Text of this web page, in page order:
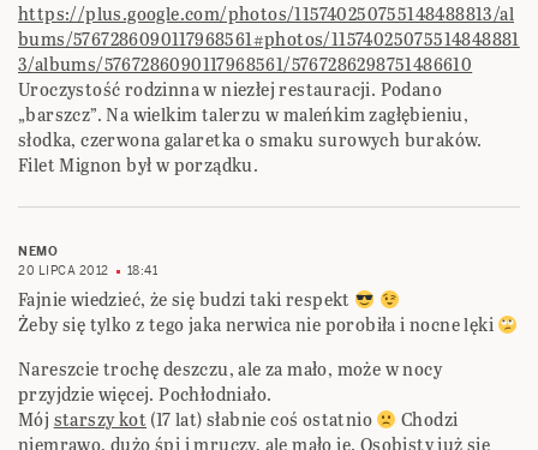
https://plus.google.com/photos/115740250755148488813/al
bums/5767286090117968561#photos/11574025075514848881
3/albums/5767286090117968561/5767286298751486610
Uroczystość rodzinna w niezłej restauracji. Podano
„barszcz”. Na wielkim talerzu w maleńkim zagłębieniu,
słodka, czerwona galaretka o smaku surowych buraków.
Filet Mignon był w porządku.
NEMO
20 LIPCA 2012
18:41
Fajnie wiedzieć, że się budzi taki respekt
Żeby się tylko z tego jaka nerwica nie porobiła i nocne lęki
Nareszcie trochę deszczu, ale za mało, może w nocy
przyjdzie więcej. Pochłodniało.
Mój starszy kot(17 lat) słabnie coś ostatnio
Chodzi
niemrawo, dużo śpi i mruczy, ale mało je. Osobisty już się